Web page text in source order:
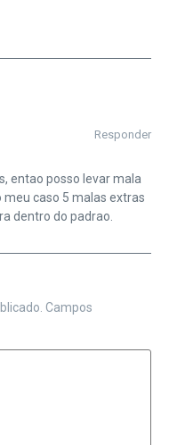
Responder
entao posso levar mala
meu caso 5 malas extras
dentro do padrao.
Campos